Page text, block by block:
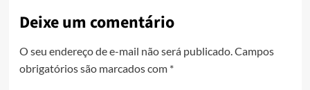
Deixe um comentário
O seu endereço de e-mail não será publicado.Campos
obrigatórios são marcados com *